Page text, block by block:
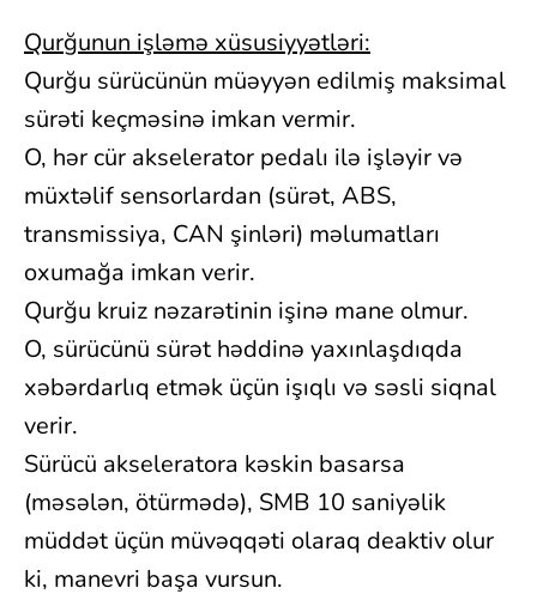
Qurğunun işləmə xüsusiyyətləri:
Qurğu sürücünün müəyyən edilmiş maksimal
sürəti keçməsinə imkan vermir.
O, hər cür akselerator pedalı ilə işləyir və
müxtəlif sensorlardan (sürət, ABS,
transmissiya, CAN şinləri) məlumatları
oxumağa imkan verir.
Qurğu kruiz nəzarətinin işinə mane olmur.
O, sürücünü sürət həddinə yaxınlaşdıqda
xəbərdarlıq etmək üçün işıqlı və səsli siqnal
verir.
Sürücü akseleratora kəskin basarsa
(məsələn, ötürmədə), SMB 10 saniyəlik
müddət üçün müvəqqəti olaraq deaktiv olur
ki, manevri başa vursun.